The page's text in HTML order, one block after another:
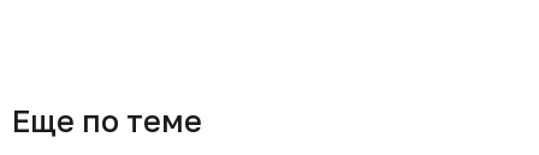
Еще по теме